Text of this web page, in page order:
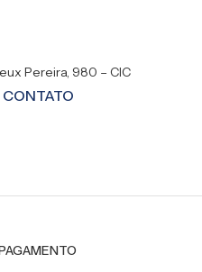
Pereira, 980 – CIC